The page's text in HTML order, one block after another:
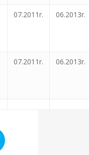
07.2011r. 06.2013r.
07.2011r. 06.2013r.